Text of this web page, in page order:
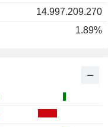
14.997.209.270
1.89%